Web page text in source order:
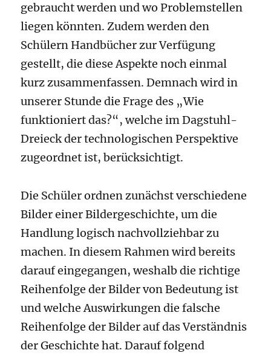
gebraucht werden und wo Problemstellen
liegen könnten. Zudem werden den
Schülern Handbücher zur Verfügung
gestellt, die diese Aspekte noch einmal
kurz zusammenfassen. Demnach wird in
unserer Stunde die Frage des „Wie
funktioniert das?“, welche im Dagstuhl-
Dreieck der technologischen Perspektive
zugeordnet ist, berücksichtigt.
Die Schüler ordnen zunächst verschiedene
Bilder einer Bildergeschichte, um die
Handlung logisch nachvollziehbar zu
machen. In diesem Rahmen wird bereits
darauf eingegangen, weshalb die richtige
Reihenfolge der Bilder von Bedeutung ist
und welche Auswirkungen die falsche
Reihenfolge der Bilder auf das Verständnis
der Geschichte hat. Darauf folgend